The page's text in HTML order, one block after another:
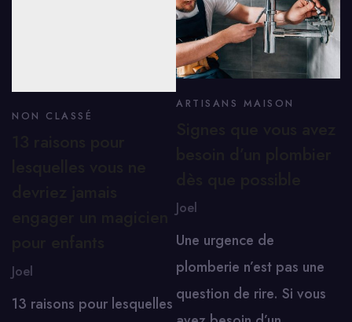
NON CLASSÉ
Joel
13 raisons pour lesquelles
ARTISANS MAISON
Joel
Une urgence de
plomberie n’est pas une
question de rire. Si vous